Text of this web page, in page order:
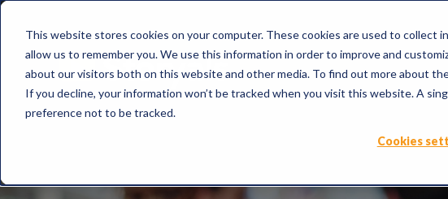
This website stores cookies on your computer. These cookies are used to
allow us to remember you. We use this information in order to improve and
about our visitors both on this website and other media. To find out more about
If you decline, your information won’t be tracked when you visit this website. A
preference not to be tracked.
Cookies